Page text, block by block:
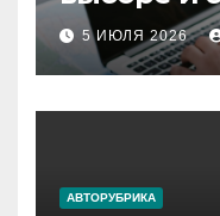
5 ИЮЛЯ 2026
АВТОРУБРИКА